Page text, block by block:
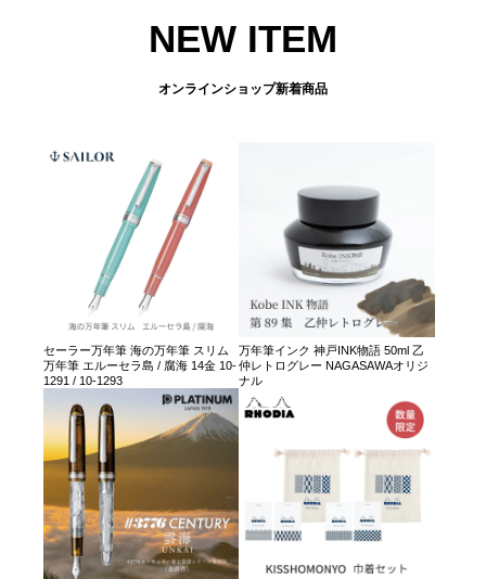
NEW ITEM
オンラインショップ新着商品
セーラー万年筆 海の万年筆 スリム
万年筆 エルーセラ島 / 腐海 14金 10-
1291 / 10-1293
万年筆インク 神戸INK物語 50ml 乙
仲レトログレー NAGASAWAオリジ
ナル